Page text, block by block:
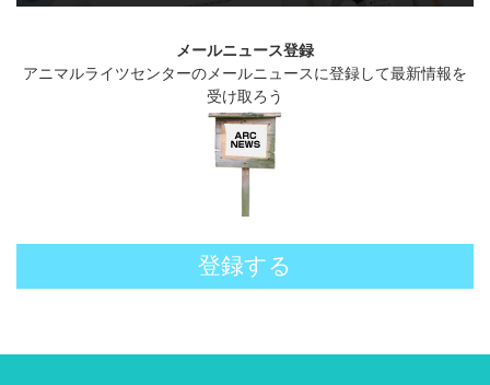
メールニュース登録
アニマルライツセンターのメールニュースに登録して最新情報を
受け取ろう
登録する